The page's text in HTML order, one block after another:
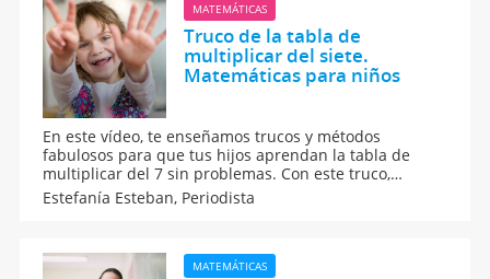
MATEMÁTICAS
Truco de la tabla de
multiplicar del siete.
Matemáticas para niños
En este vídeo, te enseñamos trucos y métodos
fabulosos para que tus hijos aprendan la tabla de
multiplicar del 7 sin problemas. Con este truco,
aprenderán de forma sencilla a multiplicar por 7.
Parece un juego, pero en realidad es más que un
multiplicar.
Estefanía Esteban, Periodista
MATEMÁTICAS